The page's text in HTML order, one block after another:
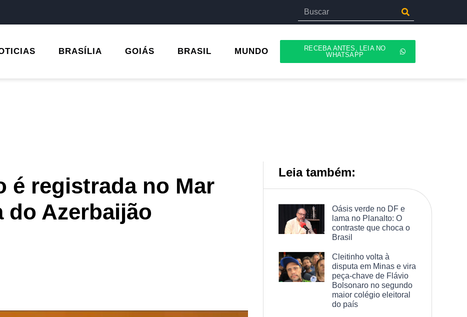
BRASÍLIA GOIÁS BRASIL MUNDO
RECEBA ANTES, LEIA NO
WHATSAPP
é registrada no Mar
do Azerbaijão
Leia também:
Oásis verde no DF e
lama no Planalto: O
contraste que choca o
Brasil
Cleitinho volta à
disputa em Minas e vira
peça-chave de Flávio
Bolsonaro no segundo
maior colégio eleitoral
do país